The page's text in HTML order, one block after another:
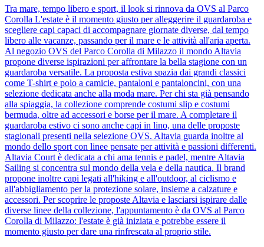
Tra mare, tempo libero e sport, il look si rinnova da OVS al Parco
Corolla L'estate è il momento giusto per alleggerire il guardaroba e
scegliere capi capaci di accompagnare giornate diverse, dal tempo
libero alle vacanze, passando per il mare e le attività all'aria aperta.
Al negozio OVS del Parco Corolla di Milazzo il mondo Altavia
propone diverse ispirazioni per affrontare la bella stagione con un
guardaroba versatile. La proposta estiva spazia dai grandi classici
come T-shirt e polo a camicie, pantaloni e pantaloncini, con una
selezione dedicata anche alla moda mare. Per chi sta già pensando
alla spiaggia, la collezione comprende costumi slip e costumi
bermuda, oltre ad accessori e borse per il mare. A completare il
guardaroba estivo ci sono anche capi in lino, una delle proposte
stagionali presenti nella selezione OVS. Altavia guarda inoltre al
mondo dello sport con linee pensate per attività e passioni differenti.
Altavia Court è dedicata a chi ama tennis e padel, mentre Altavia
Sailing si concentra sul mondo della vela e della nautica. Il brand
propone inoltre capi legati all'hiking e all'outdoor, al ciclismo e
all'abbigliamento per la protezione solare, insieme a calzature e
accessori. Per scoprire le proposte Altavia e lasciarsi ispirare dalle
diverse linee della collezione, l'appuntamento è da OVS al Parco
Corolla di Milazzo: l'estate è già iniziata e potrebbe essere il
momento giusto per dare una rinfrescata al proprio stile.